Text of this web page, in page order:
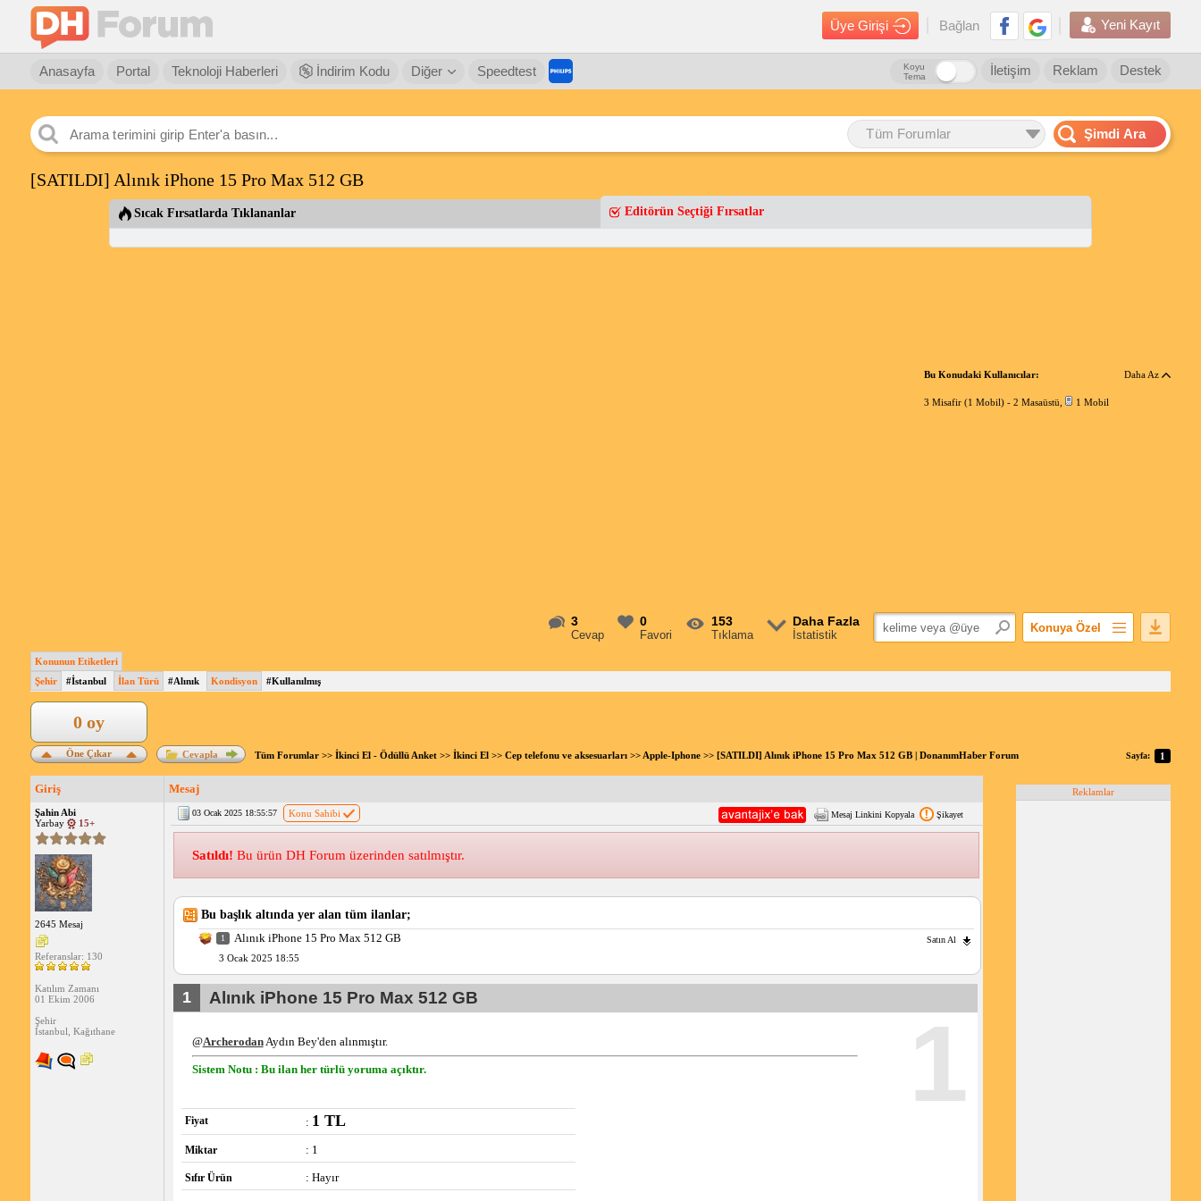
Üye Girişi Bağlan Yeni Kayıt
Anasayfa Portal Teknoloji Haberleri İndirim Kodu Diğer Speedtest Destek
Reklam
İletişim
Koyu
Tema
Tüm Forumlar Şimdi Ara
[SATILDI] Alınık iPhone 15 Pro Max 512 GB
Sıcak Fırsatlarda Tıklananlar Editörün Seçtiği Fırsatlar
Bu Konudaki Kullanıcılar: Daha Az
3 Misafir (1 Mobil) - 2 Masaüstü 1 Mobil
3
Cevap
0
Favori
153
Tıklama
Daha Fazla
İstatistik
Konuya Özel
Konuyu Gizle
Konunun Etiketleri
Şehir
#İstanbul İlan Türü #Alınık Kondisyon #Kullanılmış
Öne Çıkar
0 oy
Cevapla Tüm Forumlar>> İkinci El - Ödüllü Anket>> İkinci El>> Cep telefonu ve aksesuarları>> Apple-Iphone>> [SATILDI] Alınık iPhone 15 Pro Max 512 GB | DonanımHaber Forum Sayfa: 1
Giriş Mesaj
Şahin Abi
Yarbay
15+
2645 Mesaj
Referanslar: 130
Katılım Zamanı
01 Ekim 2006
Şehir
İstanbul, Kağıthane
03 Ocak 2025 18:55:57 Konu Sahibi Mesaj Linkini Kopyala Şikayet
Satıldı! Bu ürün DH Forum üzerinden satılmıştır.
Bu başlık altında yer alan tüm ilanlar;
1 Alınık iPhone 15 Pro Max 512 GB Satın Al
3 Ocak 2025 18:55
1
1 Alınık iPhone 15 Pro Max 512 GB
@Archerodan Aydın Bey'den alınmıştır.
Sistem Notu : Bu ilan her türlü yoruma açıktır.
Fiyat : 1 TL
Miktar : 1
Sıfır Ürün : Hayır
Reklamlar